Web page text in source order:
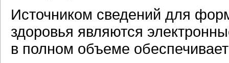
Источником сведений для
здоровья являются
в полном объеме